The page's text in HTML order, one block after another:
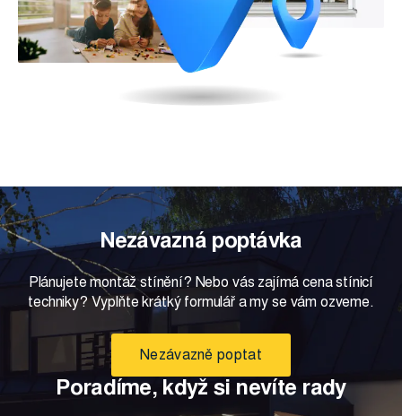
Nezávazná poptávka
Plánujete montáž stínění? Nebo vás zajímá cena stínicí
techniky? Vyplňte krátký formulář a my se vám ozveme.
Nezávazně poptat
Poradíme, když si nevíte rady